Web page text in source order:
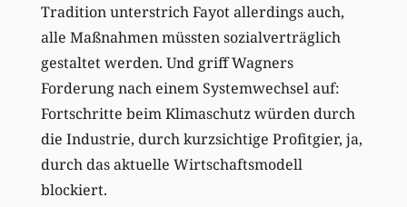
Tradition unterstrich Fayot allerdings auch,
alle Maßnahmen müssten sozialverträglich
gestaltet werden. Und griff Wagners
Forderung nach einem Systemwechsel auf:
Fortschritte beim Klimaschutz würden durch
die Industrie, durch kurzsichtige Profitgier, ja,
durch das aktuelle Wirtschaftsmodell
blockiert.